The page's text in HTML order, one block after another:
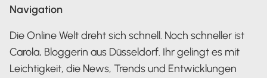
Navigation
Die Online Welt dreht sich schnell. Noch schneller ist
Carola, Bloggerin aus Düsseldorf. Ihr gelingt es mit
Leichtigkeit, die News, Trends und Entwicklungen